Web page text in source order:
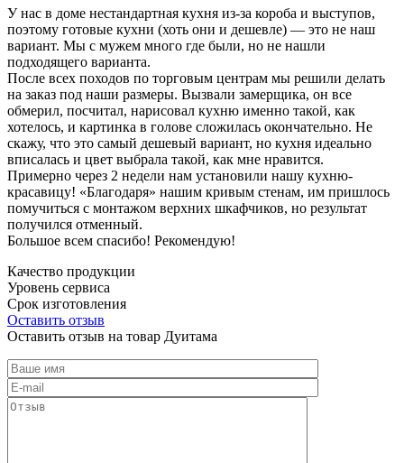
У нас в доме нестандартная кухня из-за короба и выступов,
поэтому готовые кухни (хоть они и дешевле) — это не наш
вариант. Мы с мужем много где были, но не нашли
подходящего варианта.
После всех походов по торговым центрам мы решили делать
на заказ под наши размеры. Вызвали замерщика, он все
обмерил, посчитал, нарисовал кухню именно такой, как
хотелось, и картинка в голове сложилась окончательно. Не
скажу, что это самый дешевый вариант, но кухня идеально
вписалась и цвет выбрала такой, как мне нравится.
Примерно через 2 недели нам установили нашу кухню-
красавицу! «Благодаря» нашим кривым стенам, им пришлось
помучиться с монтажом верхних шкафчиков, но результат
получился отменный.
Большое всем спасибо! Рекомендую!
Качество продукции
Уровень сервиса
Срок изготовления
Оставить отзыв
Оставить отзыв на товар Дуитама